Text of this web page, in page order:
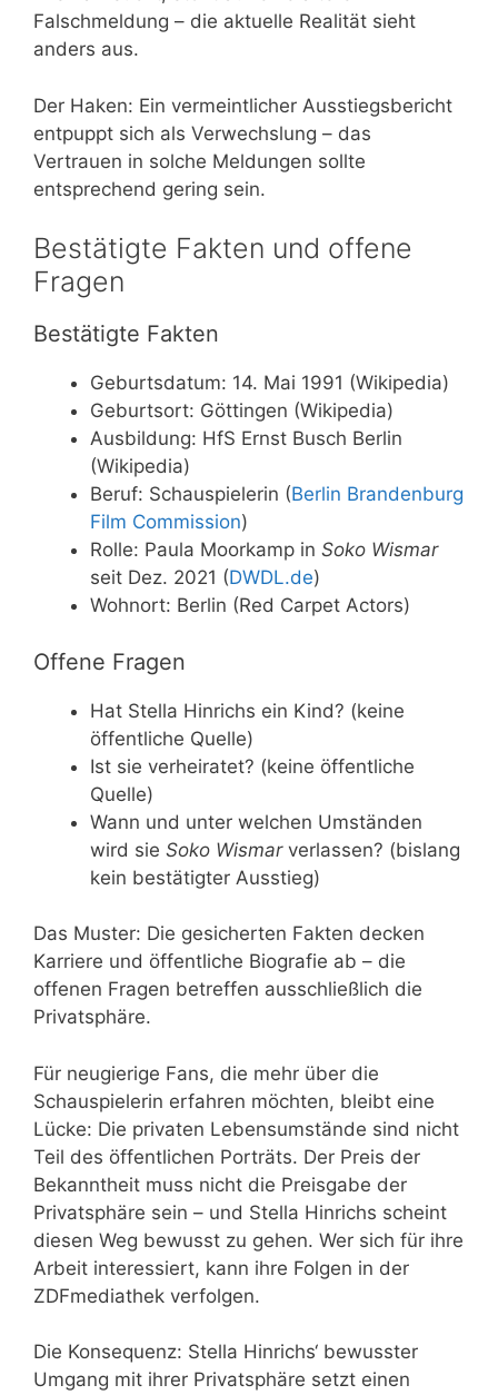
Falschmeldung – die aktuelle Realität sieht
anders aus.
Der Haken: Ein vermeintlicher Ausstiegsbericht
entpuppt sich als Verwechslung – das
Vertrauen in solche Meldungen sollte
entsprechend gering sein.
Bestätigte Fakten und offene
Fragen
Bestätigte Fakten
Geburtsdatum: 14. Mai 1991 (Wikipedia)
Geburtsort: Göttingen (Wikipedia)
Ausbildung: HfS Ernst Busch Berlin
(Wikipedia)
Beruf: Schauspielerin (Berlin Brandenburg
Film Commission)
Rolle: Paula Moorkamp in Soko Wismar
seit Dez. 2021 (DWDL.de)
Wohnort: Berlin (Red Carpet Actors)
Offene Fragen
Hat Stella Hinrichs ein Kind? (keine
öffentliche Quelle)
Ist sie verheiratet? (keine öffentliche
Quelle)
Wann und unter welchen Umständen
wird sie Soko Wismarverlassen? (bislang
kein bestätigter Ausstieg)
Das Muster: Die gesicherten Fakten decken
Karriere und öffentliche Biografie ab – die
offenen Fragen betreffen ausschließlich die
Privatsphäre.
Für neugierige Fans, die mehr über die
Schauspielerin erfahren möchten, bleibt eine
Lücke: Die privaten Lebensumstände sind nicht
Teil des öffentlichen Porträts. Der Preis der
Bekanntheit muss nicht die Preisgabe der
Privatsphäre sein – und Stella Hinrichs scheint
diesen Weg bewusst zu gehen. Wer sich für ihre
Arbeit interessiert, kann ihre Folgen in der
ZDFmediathek verfolgen.
Die Konsequenz: Stella Hinrichs‘ bewusster
Umgang mit ihrer Privatsphäre setzt einen